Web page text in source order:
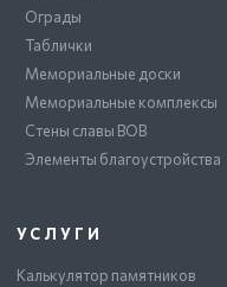
Ограды
Таблички
Мемориальные доски
Мемориальные комплексы
Стены славы ВОВ
Элементы благоустройства
УСЛУГИ
Калькулятор памятников